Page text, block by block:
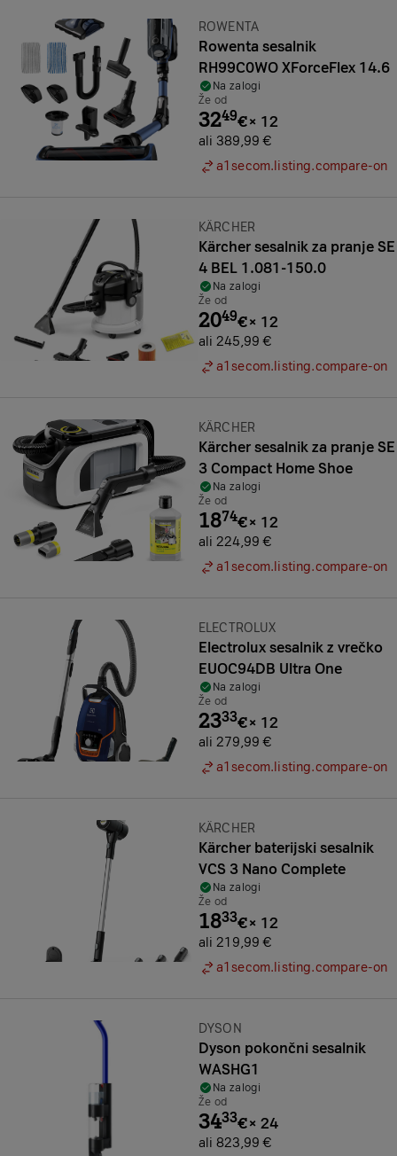
Znamka:
ROWENTA
Rowenta sesalnik
RH99C0WO XForceFlex 14.6
Na zalogi
Že od
3249€× 12
ali 389,99 €
a1secom.listing.compare-on
Znamka:
KÄRCHER
Kärcher sesalnik za pranje SE
4 BEL 1.081-150.0
Na zalogi
Že od
2049€× 12
ali 245,99 €
a1secom.listing.compare-on
Znamka:
KÄRCHER
Kärcher sesalnik za pranje SE
3 Compact Home Shoe
Na zalogi
Že od
1874€× 12
ali 224,99 €
a1secom.listing.compare-on
Znamka:
ELECTROLUX
Electrolux sesalnik z vrečko
EUOC94DB Ultra One
Na zalogi
Že od
2333€× 12
ali 279,99 €
a1secom.listing.compare-on
Znamka:
KÄRCHER
Kärcher baterijski sesalnik
VCS 3 Nano Complete
Na zalogi
Že od
1833€× 12
ali 219,99 €
a1secom.listing.compare-on
Znamka:
DYSON
Dyson pokončni sesalnik
WASHG1
Na zalogi
Že od
3433€× 24
ali 823,99 €